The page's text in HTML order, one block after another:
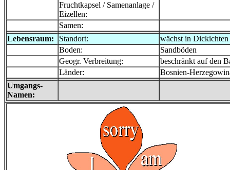
Fruchtkapsel / Samenanlage /
Eizellen:
Samen:
Lebensraum:
Standort:
wächst in Dickichten
Boden:
Sandböden
Geogr. Verbreitung:
beschränkt auf den
Länder:
Bosnien-
Umgangs-
Namen: